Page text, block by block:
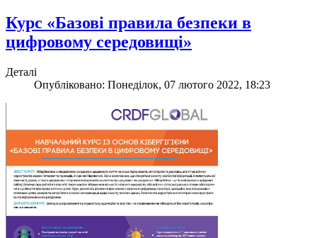
Курс «Базові правила безпеки в
цифровому середовищі»
Деталі
Опубліковано: Понеділок, 07 лютого 2022, 18:23